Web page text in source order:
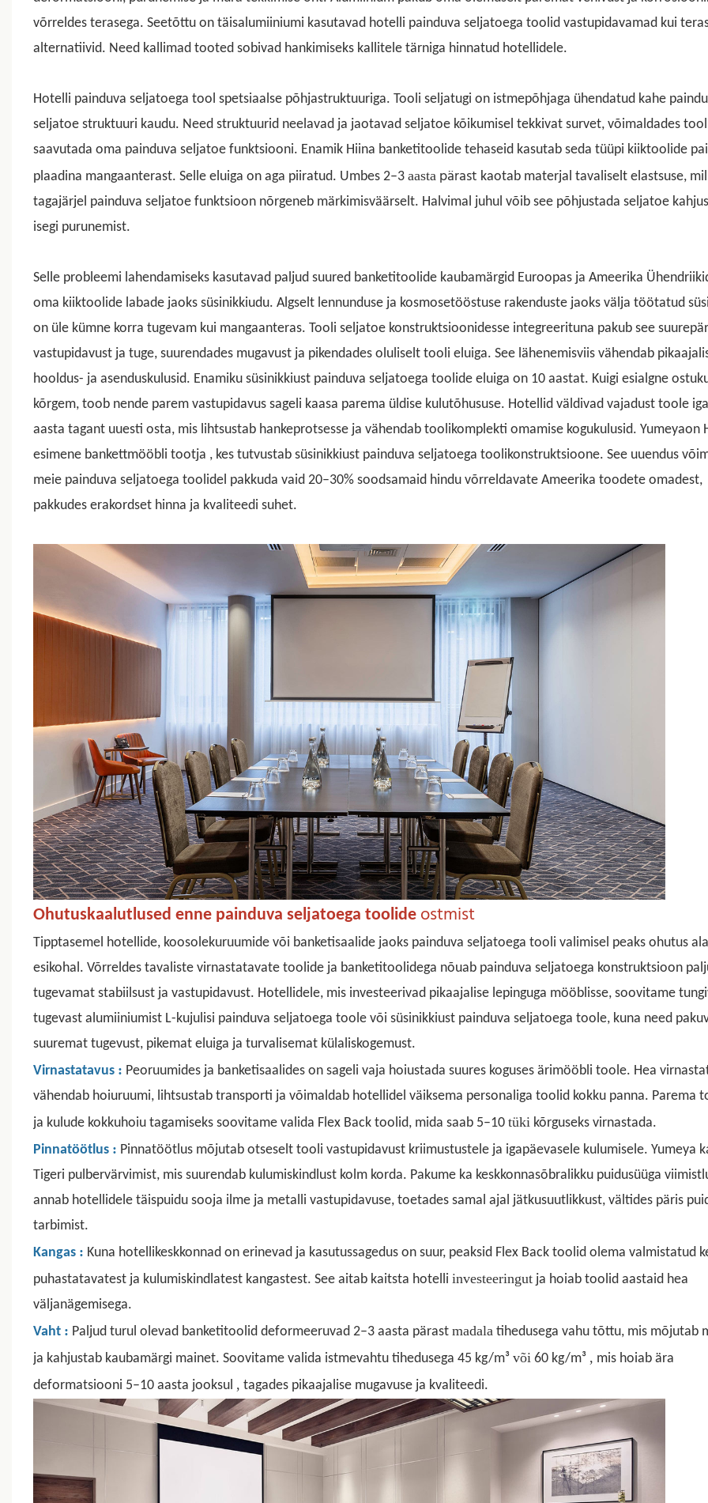
võrreldes terasega. Seetõttu on täisalumiiniumi kasutavad hotelli painduva seljatoega toolid vastupidavamad kui
alternatiivid. Need kallimad tooted sobivad hankimiseks kallitele tärniga hinnatud hotellidele.
Hotelli painduva seljatoega tool spetsiaalse põhjastruktuuriga. Tooli seljatugi on istmepõhjaga ühendatud kahe
seljatoe struktuuri kaudu. Need struktuurid neelavad ja jaotavad seljatoe kõikumisel tekkivat survet, võimaldades
saavutada oma painduva seljatoe funktsiooni. Enamik Hiina banketitoolide tehaseid kasutab seda tüüpi kiiktoolide
plaadina mangaanterast. Selle eluiga on aga piiratud. Umbes 2–3 aastapärast kaotab materjal tavaliselt elastsuse,
tagajärjel painduva seljatoe funktsioon nõrgeneb märkimisväärselt. Halvimal juhul võib see põhjustada seljatoe
isegi purunemist.
Selle probleemi lahendamiseks kasutavad paljud suured banketitoolide kaubamärgid Euroopas ja Ameerika
oma kiiktoolide labade jaoks süsinikkiudu. Algselt lennunduse ja kosmosetööstuse rakenduste jaoks välja töötatud
on üle kümne korra tugevam kui mangaanteras. Tooli seljatoe konstruktsioonidesse integreerituna pakub see
vastupidavust ja tuge, suurendades mugavust ja pikendades oluliselt tooli eluiga. See lähenemisviis vähendab
hooldus- ja asenduskulusid. Enamiku süsinikkiust painduva seljatoega toolide eluiga on 10 aastat. Kuigi esialgne
kõrgem, toob nende parem vastupidavus sageli kaasa parema üldise kulutõhususe. Hotellid väldivad vajadust toole
aasta tagant uuesti osta, mis lihtsustab hankeprotsesse ja vähendab toolikomplekti omamise kogukulusid. Yumeyaon
esimene bankettmööbli tootja , kes tutvustab süsinikkiust painduva seljatoega toolikonstruktsioone. See uuendus
meie painduva seljatoega toolidel pakkuda vaid 20–30% soodsamaid hindu võrreldavate Ameerika toodete omadest,
pakkudes erakordset hinna ja kvaliteedi suhet.
Ohutuskaalutlused enne painduva seljatoega toolideostmist
Tipptasemel hotellide, koosolekuruumide või banketisaalide jaoks painduva seljatoega tooli valimisel peaks ohutus
esikohal. Võrreldes tavaliste virnastatavate toolide ja banketitoolidega nõuab painduva seljatoega konstruktsioon
tugevamat stabiilsust ja vastupidavust. Hotellidele, mis investeerivad pikaajalise lepinguga mööblisse, soovitame
tugevast alumiiniumist L-kujulisi painduva seljatoega toole või süsinikkiust painduva seljatoega toole, kuna need
suuremat tugevust, pikemat eluiga ja turvalisemat külaliskogemust.
Virnastatavus : Peoruumides ja banketisaalides on sageli vaja hoiustada suures koguses ärimööbli toole. Hea
vähendab hoiuruumi, lihtsustab transporti ja võimaldab hotellidel väiksema personaliga toolid kokku panna. Parema
ja kulude kokkuhoiu tagamiseks soovitame valida Flex Back toolid, mida saab 5–10 tüki kõrguseks virnastada.
Pinnatöötlus : Pinnatöötlus mõjutab otseselt tooli vastupidavust kriimustustele ja igapäevasele kulumisele. Yumeya
Tigeri pulbervärvimist, mis suurendab kulumiskindlust kolm korda. Pakume ka keskkonnasõbralikku puidusüüga
annab hotellidele täispuidu sooja ilme ja metalli vastupidavuse, toetades samal ajal jätkusuutlikkust, vältides päris
tarbimist.
Kangas : Kuna hotellikeskkonnad on erinevad ja kasutussagedus on suur, peaksid Flex Back toolid olema valmistatud
puhastatavatest ja kulumiskindlatest kangastest. See aitab kaitsta hotelli investeeringut ja hoiab toolid aastaid hea
väljanägemisega.
Vaht : Paljud turul olevad banketitoolid deformeeruvad 2–3 aasta pärast madala tihedusega vahu tõttu, mis mõjutab
ja kahjustab kaubamärgi mainet. Soovitame valida istmevahtu tihedusega 45 kg/m³ või 60 kg/m³ , mis hoiab ära
deformatsiooni 5–10 aasta jooksul , tagades pikaajalise mugavuse ja kvaliteedi.